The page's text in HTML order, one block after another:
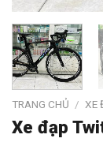
TRANG CHỦ / XE
Xe đạp